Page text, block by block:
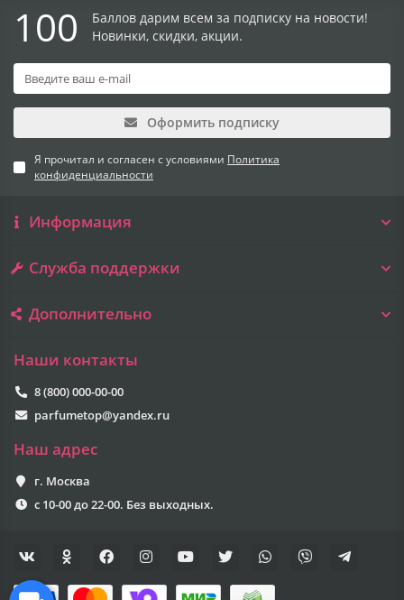
100
Баллов дарим всем за подписку на новости!
Новинки, скидки, акции.
Оформить подписку
Я прочитал и согласен с условиями Политика
конфиденциальности
Информация
Служба поддержки
Дополнительно
Наши контакты
8 (800) 000-00-00
parfumetop@yandex.ru
Наш адрес
г. Москва
с 10-00 до 22-00. Без выходных.